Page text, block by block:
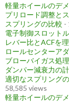
軽量ホイールのデ
プリロード調整と
スプリングの比較 -
電子制御スロット
レバー比とACFを
ロールセンターア
ブローバイガス処
ダンパー減衰力の
適切なスプリング
58,585 views
軽量ホイールのデ